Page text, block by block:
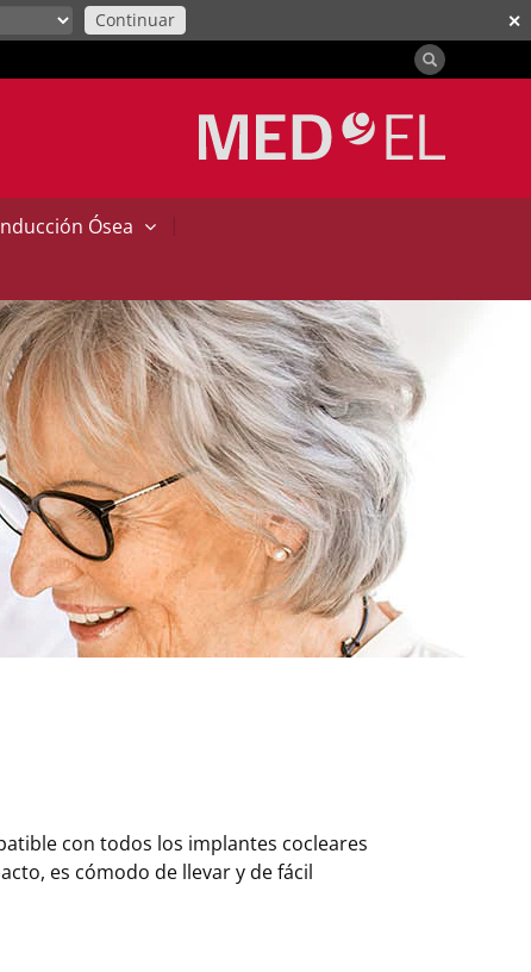
✕
Continuar
Ósea
|
con todos los implantes cocleares
es cómodo de llevar y de fácil